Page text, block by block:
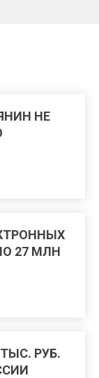
НЕ
27 МЛН
РУБ.